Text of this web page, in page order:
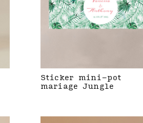
Sticker mini-pot
mariage Jungle